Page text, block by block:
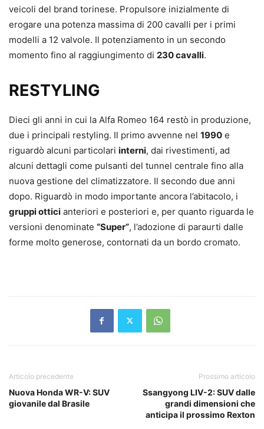
veicoli del brand torinese. Propulsore inizialmente di
erogare una potenza massima di 200 cavalli per i primi
modelli a 12 valvole. Il potenziamento in un secondo
momento fino al raggiungimento di 230 cavalli.
RESTYLING
Dieci gli anni in cui la Alfa Romeo 164 restò in produzione,
due i principali restyling. Il primo avvenne nel 1990 e
riguardò alcuni particolari interni, dai rivestimenti, ad
alcuni dettagli come pulsanti del tunnel centrale fino alla
nuova gestione del climatizzatore. Il secondo due anni
dopo. Riguardò in modo importante ancora l’abitacolo, i
gruppi ottici anteriori e posteriori e, per quanto riguarda le
versioni denominate “Super”, l’adozione di paraurti dalle
forme molto generose, contornati da un bordo cromato.
Articolo precedente
Nuova Honda WR-V: SUV
giovanile dal Brasile
Prossimo articolo
Ssangyong LIV-2: SUV dalle
grandi dimensioni che
anticipa il prossimo Rexton